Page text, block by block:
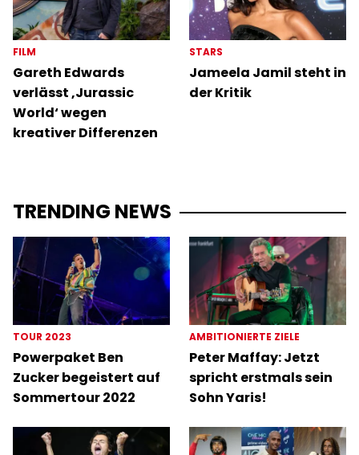
FILM
Gareth Edwards
verlässt ‚Jurassic
World‘ wegen
kreativer Differenzen
STARS
Jameela Jamil steht in
der Kritik
TRENDING NEWS
TOUR 2023
Powerpaket Ben
Zucker begeistert auf
Sommertour 2022
AMBITIONIERTE ZIELE
Peter Maffay: Jetzt
spricht erstmals sein
Sohn Yaris!